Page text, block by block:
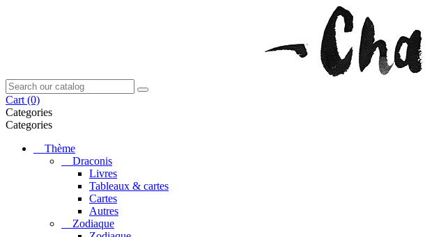
Cart (0)
Categories
Categories
Thème
Draconis
Livres
Tableaux & cartes
Cartes
Autres
Zodiaque